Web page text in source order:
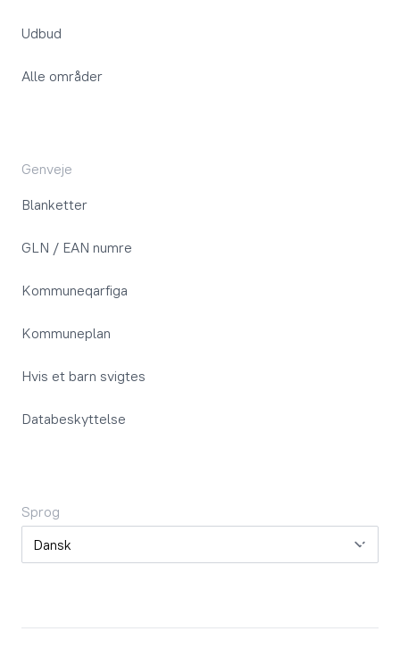
Udbud
Alle områder
Genveje
Blanketter
GLN / EAN numre
Kommuneqarfiga
Kommuneplan
Hvis et barn svigtes
Databeskyttelse
Sprog
Sprog